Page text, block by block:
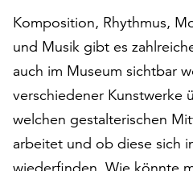
Klicken
auf
„Alle
akzeptieren“,
alle
Cookies
zu
Komposition, Rhythmus,
und Musik gibt es
auch im Museum sichtbar
verschiedener Kunstwerke
welchen gestalterischen
arbeitet und ob diese sich